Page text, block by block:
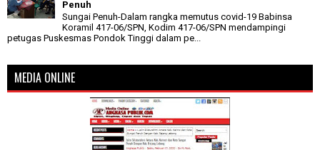
Penuh
Sungai Penuh-Dalam rangka memutus covid-19 Babinsa
Koramil 417-06/SPN, Kodim 417-06/SPN mendampingi
petugas Puskesmas Pondok Tinggi dalam pe...
MEDIA ONLINE